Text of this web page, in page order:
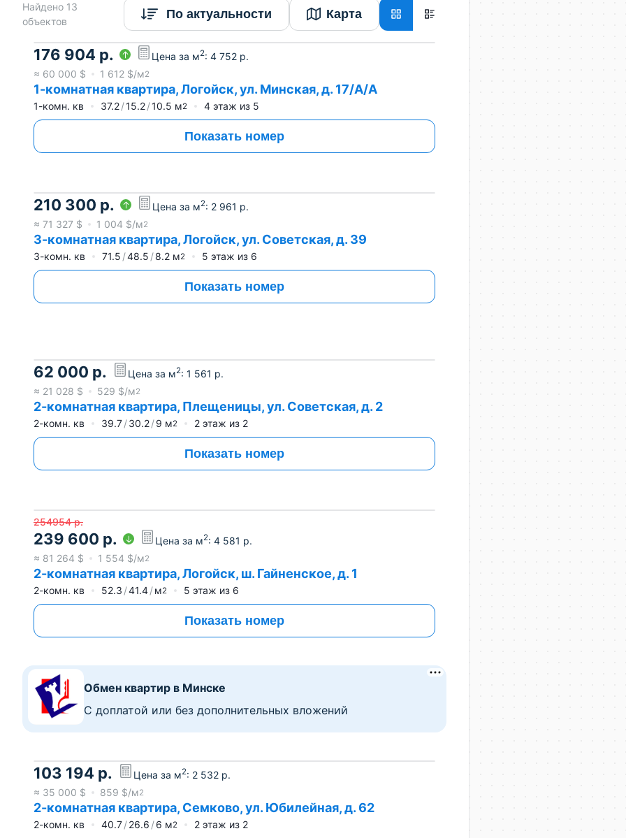
Найдено 13
объектов
По актуальности Карта
176 904 р. Цена за м2: 4 752 р.
≈ 60 000 $ 1 612 $/м2
1-комнатная квартира, Логойск, ул. Минская, д. 17/А/А
1-комн. кв 37.2 15.2 10.5 м2 4 этаж из 5
Показать номер
210 300 р. Цена за м2: 2 961 р.
≈ 71 327 $ 1 004 $/м2
3-комнатная квартира, Логойск, ул. Советская, д. 39
3-комн. кв 71.5 48.5 8.2 м2 5 этаж из 6
Показать номер
62 000 р. Цена за м2: 1 561 р.
≈ 21 028 $ 529 $/м2
2-комнатная квартира, Плещеницы, ул. Советская, д. 2
2-комн. кв 39.7 30.2 9 м2 2 этаж из 2
Показать номер
254954 р.
239 600 р. Цена за м2: 4 581 р.
≈ 81 264 $ 1 554 $/м2
2-комнатная квартира, Логойск, ш. Гайненское, д. 1
2-комн. кв 52.3 41.4 м2 5 этаж из 6
Показать номер
103 194 р. Цена за м2: 2 532 р.
≈ 35 000 $ 859 $/м2
2-комнатная квартира, Семково, ул. Юбилейная, д. 62
2-комн. кв 40.7 26.6 6 м2 2 этаж из 2
Обмен квартир в Минске
C доплатой или без дополнительных вложений